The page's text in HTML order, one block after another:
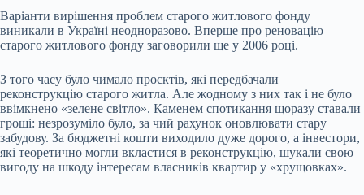
Варіанти вирішення проблем старого житлового фонду
виникали в Україні неодноразово. Вперше про реновацію
старого житлового фонду заговорили ще у 2006 році.
З того часу було чимало проєктів, які передбачали
реконструкцію старого житла. Але жодному з них так і не було
ввімкнено «зелене світло». Каменем спотикання щоразу ставали
гроші: незрозуміло було, за чий рахунок оновлювати стару
забудову. За бюджетні кошти виходило дуже дорого, а інвестори,
які теоретично могли вкластися в реконструкцію, шукали свою
вигоду на шкоду інтересам власників квартир у «хрущовках».